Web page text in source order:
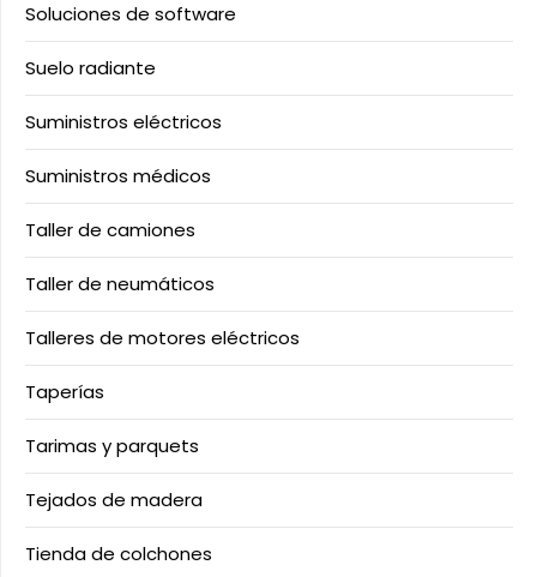
Soluciones de software
Suelo radiante
Suministros eléctricos
Suministros médicos
Taller de camiones
Taller de neumáticos
Talleres de motores eléctricos
Taperías
Tarimas y parquets
Tejados de madera
Tienda de colchones